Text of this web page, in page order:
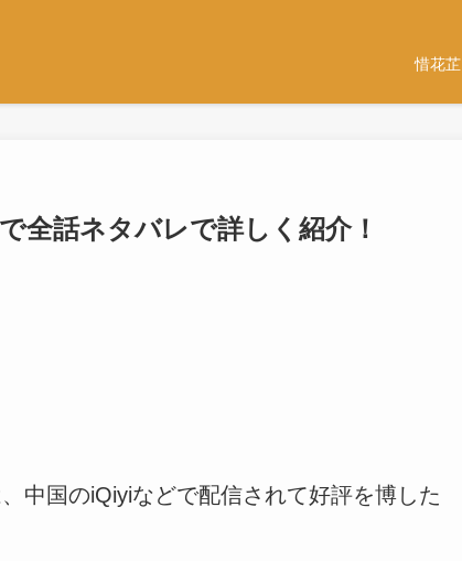
惜花芷
全話ネタバレで詳しく紹介！
中国のiQiyiなどで配信されて好評を博した